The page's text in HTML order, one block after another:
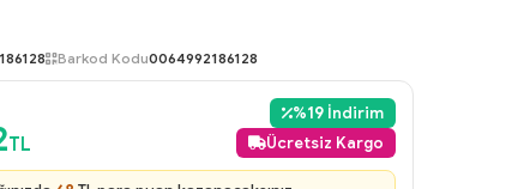
Barkod Kodu0064992186128
TL
%19 İndirim
Ücretsiz Kargo